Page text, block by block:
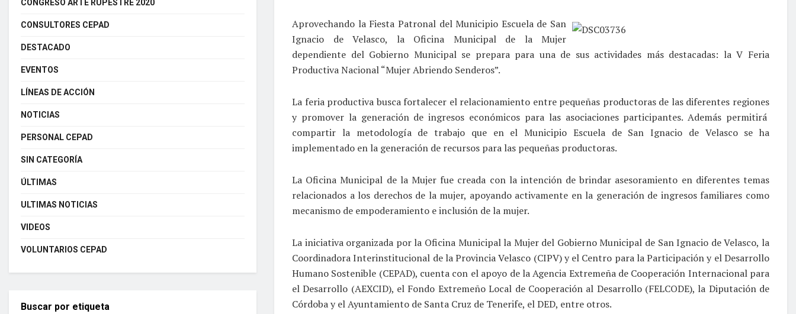
Aprovechando la Fiesta Patronal del Municipio Escuela de San
Ignacio de Velasco, la Oficina Municipal de la Mujer
dependiente del Gobierno Municipal se prepara para una de sus actividades más destacadas: la V Feria
Productiva Nacional “Mujer Abriendo Senderos”.
La feria productiva busca fortalecer el relacionamiento entre pequeñas productoras de las diferentes regiones
y promover la generación de ingresos económicos para las asociaciones participantes. Además permitirá
compartir la metodología de trabajo que en el Municipio Escuela de San Ignacio de Velasco se ha
implementado en la generación de recursos para las pequeñas productoras.
La Oficina Municipal de la Mujer fue creada con la intención de brindar asesoramiento en diferentes temas
relacionados a los derechos de la mujer, apoyando activamente en la generación de ingresos familiares como
mecanismo de empoderamiento e inclusión de la mujer.
La iniciativa organizada por la Oficina Municipal la Mujer del Gobierno Municipal de San Ignacio de Velasco, la
Coordinadora Interinstitucional de la Provincia Velasco (CIPV) y el Centro para la Participación y el Desarrollo
Humano Sostenible (CEPAD), cuenta con el apoyo de la Agencia Extremeña de Cooperación Internacional para
el Desarrollo (AEXCID), el Fondo Extremeño Local de Cooperación al Desarrollo (FELCODE), la Diputación de
Córdoba y el Ayuntamiento de Santa Cruz de Tenerife, el DED, entre otros.
CONGRESO ARTE RUPESTRE 2020
CONSULTORES CEPAD
DESTACADO
EVENTOS
LÍNEAS DE ACCIÓN
NOTICIAS
PERSONAL CEPAD
SIN CATEGORÍA
ÚLTIMAS
ULTIMAS NOTICIAS
VIDEOS
VOLUNTARIOS CEPAD
Buscar por etiqueta